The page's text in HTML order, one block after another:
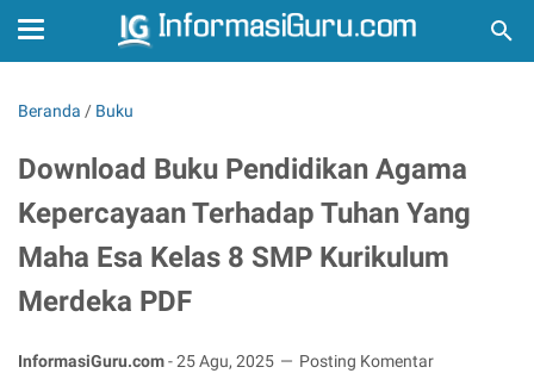
Beranda / Buku
Download Buku Pendidikan Agama
Kepercayaan Terhadap Tuhan Yang
Maha Esa Kelas 8 SMP Kurikulum
Merdeka PDF
InformasiGuru.com-25 Agu, 2025 Posting Komentar